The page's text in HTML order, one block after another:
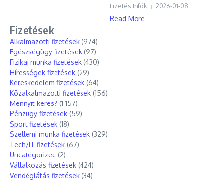
Fizetés Infók 2026-01-08
Read More
Fizetések
Alkalmazotti fizetések (974)
Egészségügy fizetések (97)
Fizikai munka fizetések (430)
Hírességek fizetések (29)
Kereskedelem fizetések (64)
Közalkalmazotti fizetések (156)
Mennyit keres? (1 157)
Pénzügy fizetések (59)
Sport fizetések (18)
Szellemi munka fizetések (329)
Tech/IT fizetések (67)
Uncategorized (2)
Vállalkozás fizetések (424)
Vendéglátás fizetések (34)